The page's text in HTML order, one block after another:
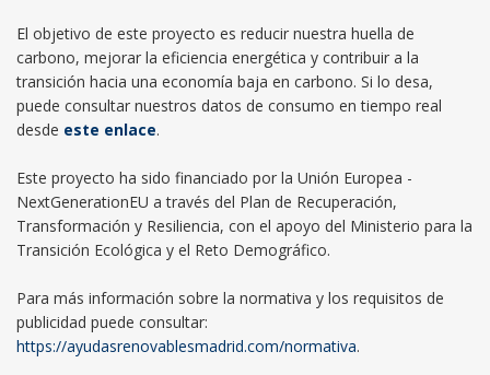
El objetivo de este proyecto es reducir nuestra huella de
carbono, mejorar la eficiencia energética y contribuir a la
transición hacia una economía baja en carbono. Si lo desa,
puede consultar nuestros datos de consumo en tiempo real
desde este enlace.
Este proyecto ha sido financiado por la Unión Europea -
NextGenerationEU a través del Plan de Recuperación,
Transformación y Resiliencia, con el apoyo del Ministerio para la
Transición Ecológica y el Reto Demográfico.
Para más información sobre la normativa y los requisitos de
publicidad puede consultar:
https://ayudasrenovablesmadrid.com/normativa.